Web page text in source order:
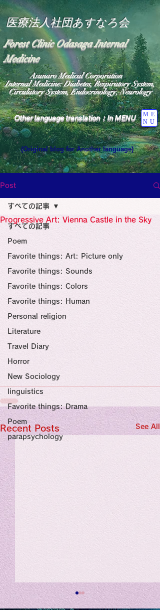
医療法人社団あすなろ会
Forest Clinic Odasaga Internal
Medicine
Other language translation：In MENU
ME
NU
Asunaro Medical Corporation
Internal Medicine: Diabetes, Respiratory System,
Circulatory System, Endocrinology, Neurology
(Original blog for Another language)
Heavens: Beyond the Universe: The World
the God of Light Resides"
Medicine Specialist
Specialist
Wide Blog
Medicine
Religion
Post
すべての記事
Poem
Favorite things: Art: Picture only
Favorite things: Sounds
Favorite things: Colors
Favorite things: Human
Personal religion
Literature
Travel Diary
Horror
New Sociology
linguistics
Favorite things: Drama
Poem
parapsychology
すべての記事
Progressive Art: Vienna Castle in the Sky
Recent Posts See All
私の能力を、大幅に加速